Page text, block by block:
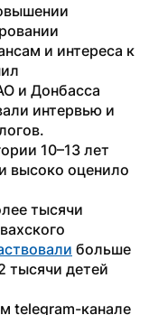
и интереса к
и Донбасса
интервью и
10–13 лет
высоко оценило
тысячи
больше
тысячи детей